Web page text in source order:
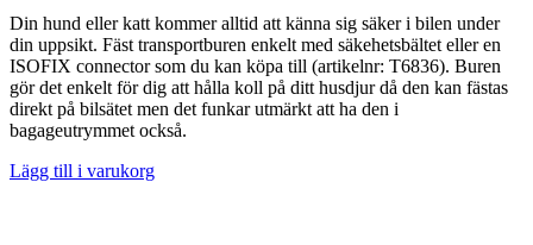
Din hund eller katt kommer alltid att känna sig säker i bilen under
din uppsikt. Fäst transportburen enkelt med säkehetsbältet eller en
ISOFIX connector som du kan köpa till (artikelnr: T6836). Buren
gör det enkelt för dig att hålla koll på ditt husdjur då den kan fästas
direkt på bilsätet men det funkar utmärkt att ha den i
bagageutrymmet också.
Lägg till i varukorg